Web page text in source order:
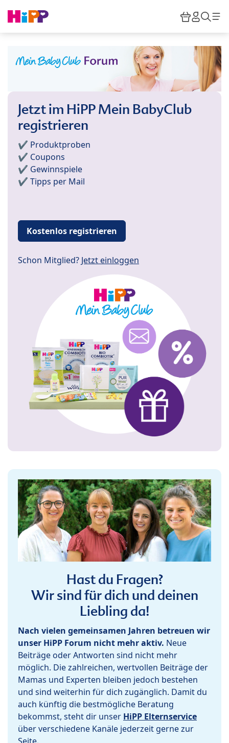
HiPP
Jetzt im HiPP Mein BabyClub
registrieren
✔️ Produktproben
✔️ Coupons
✔️ Gewinnspiele
✔️ Tipps per Mail
Kostenlos registrieren
Schon Mitglied? Jetzt einloggen
Hast du Fragen?
Wir sind für dich und deinen
Liebling da!
Nach vielen gemeinsamen Jahren betreuen wir
unser HiPP Forum nicht mehr aktiv. Neue
Beiträge oder Antworten sind nicht mehr
möglich. Die zahlreichen, wertvollen Beiträge der
Mamas und Experten bleiben jedoch bestehen
und sind weiterhin für dich zugänglich. Damit du
auch künftig die bestmögliche Beratung
bekommst, steht dir unser HiPP Elternservice
über verschiedene Kanäle jederzeit gerne zur